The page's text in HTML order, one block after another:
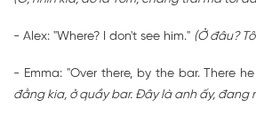
- Alex: "Where? I don't see him." (Ở đâu?
- Emma: "Over there, by the bar.There
đằng kia, ở quầy bar. Đây là anh ấy, đang